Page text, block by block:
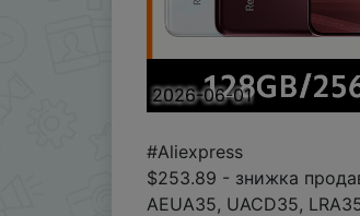
2026-06-01
#Aliexpress
$253.89 - знижка
AEUA35, UACD35,